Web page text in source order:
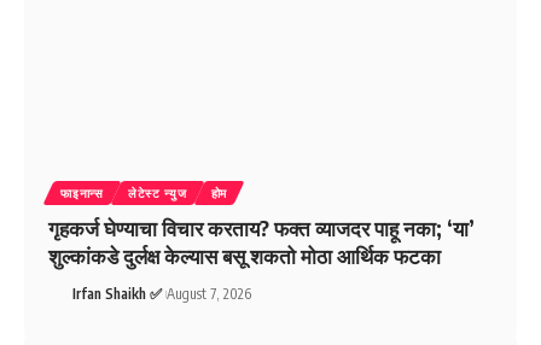
फाइनान्स लेटेस्ट न्युज होम
गृहकर्ज घेण्याचा विचार करताय? फक्त व्याजदर पाहू नका; ‘या’
शुल्कांकडे दुर्लक्ष केल्यास बसू शकतो मोठा आर्थिक फटका
Irfan Shaikh ✅ August 7, 2026